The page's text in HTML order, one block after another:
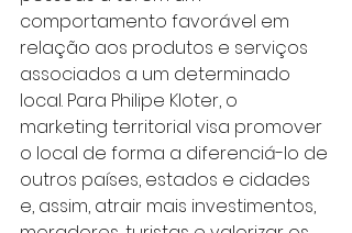
comportamento favorável em
relação aos produtos e serviços
associados a um determinado
local. Para Philipe Kloter, o
marketing territorial visa promover
o local de forma a diferenciá-lo de
outros países, estados e cidades
e, assim, atrair mais investimentos,